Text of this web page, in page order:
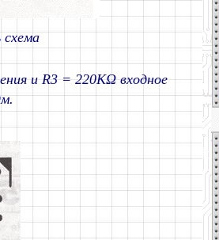
и R3 = 220KΩ входное